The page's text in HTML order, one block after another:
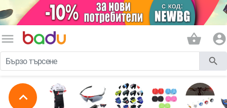
menu shopping_basket account_circle
search
expand_less